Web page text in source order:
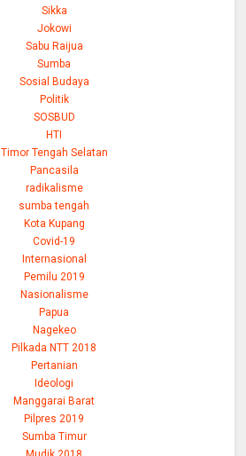
Sikka
Jokowi
Sabu Raijua
Sumba
Sosial Budaya
Politik
SOSBUD
HTI
Timor Tengah Selatan
Pancasila
radikalisme
sumba tengah
Kota Kupang
Covid-19
Internasional
Pemilu 2019
Nasionalisme
Papua
Nagekeo
Pilkada NTT 2018
Pertanian
Ideologi
Manggarai Barat
Pilpres 2019
Sumba Timur